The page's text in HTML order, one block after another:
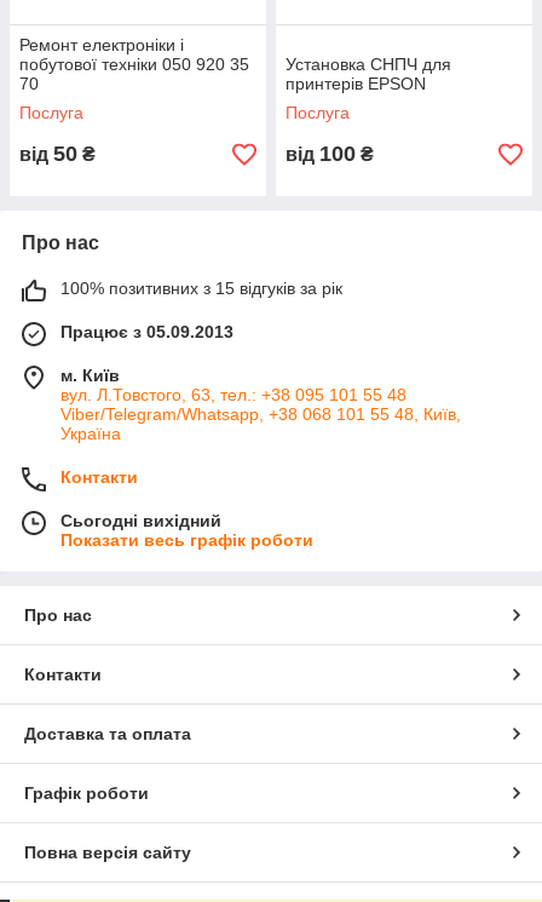
Ремонт електроніки і
побутової техніки 050 920 35
70
Послуга
від 50 ₴
Установка СНПЧ для
принтерів EPSON
Послуга
від 100 ₴
Про нас
100% позитивних з 15 відгуків за рік
Працює з 05.09.2013
м. Київ
вул. Л.Товстого, 63, тел.: +38 095 101 55 48
Viber/Telegram/Whatsapp, +38 068 101 55 48, Київ,
Україна
Контакти
Сьогодні вихідний
Показати весь графік роботи
Про нас
Контакти
Доставка та оплата
Графік роботи
Повна версія сайту